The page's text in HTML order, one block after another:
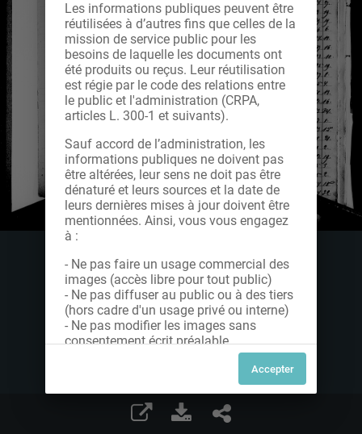
Les informations publiques peuvent être
réutilisées à d’autres fins que celles de la
mission de service public pour les
besoins de laquelle les documents ont
été produits ou reçus. Leur réutilisation
est régie par le code des relations entre
le public et l'administration (CRPA,
articles L. 300-1 et suivants).
Sauf accord de l’administration, les
informations publiques ne doivent pas
être altérées, leur sens ne doit pas être
dénaturé et leurs sources et la date de
leurs dernières mises à jour doivent être
mentionnées. Ainsi, vous vous engagez
à :
- Ne pas faire un usage commercial des
images (accès libre pour tout public)
- Ne pas diffuser au public ou à des tiers
(hors cadre d'un usage privé ou interne)
- Ne pas modifier les images sans
consentement écrit préalable
Dans le cas contraire, nous vous invitons
à nous contacter afin de solliciter le type
de Licence souhaitée parmi celles
proposées et le cas échéant, acquitter